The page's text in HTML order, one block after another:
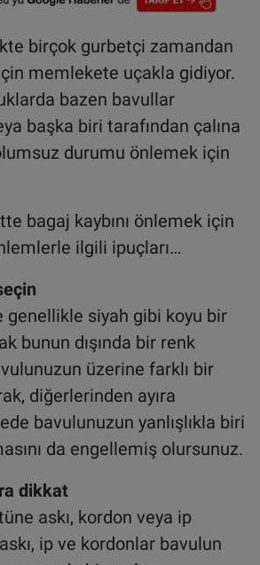
birçok gurbetçi zamandan
memlekete uçakla gidiyor.
bazen bavullar
başka biri tarafından çalına
durumu önlemek için
bagaj kaybını önlemek için
ilgili ipuçları…
genellikle siyah gibi koyu bir
bunun dışında bir renk
üzerine farklı bir
diğerlerinden ayıra
bavulunuzun yanlışlıkla biri
da engellemiş olursunuz.
dikkat
askı, kordon veya ip
ip ve kordonlar bavulun